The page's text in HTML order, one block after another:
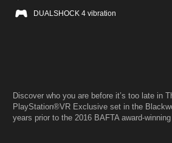
DUALSHOCK 4 vibration
Discover who you are before it’s too late in
PlayStation®VR Exclusive set in the
years prior to the 2016 BAFTA award-